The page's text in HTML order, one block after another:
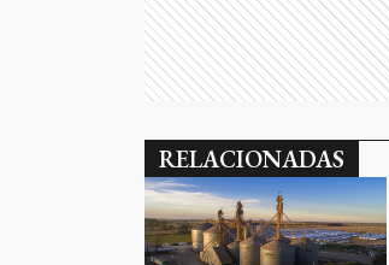
RELACIONADAS